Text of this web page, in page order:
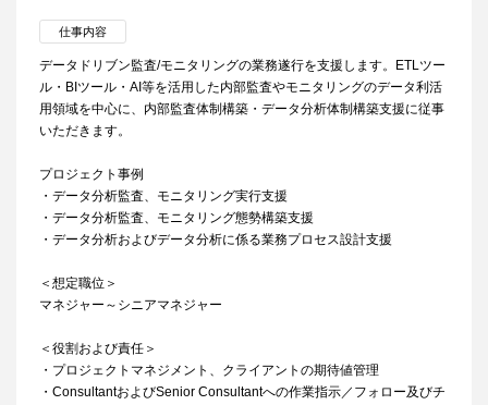
仕事内容
データドリブン監査/モニタリングの業務遂行を支援します。ETLツー
ル・BIツール・AI等を活用した内部監査やモニタリングのデータ利活
用領域を中心に、内部監査体制構築・データ分析体制構築支援に従事
いただきます。
プロジェクト事例
・データ分析監査、モニタリング実行支援
・データ分析監査、モニタリング態勢構築支援
・データ分析およびデータ分析に係る業務プロセス設計支援
＜想定職位＞
マネジャー～シニアマネジャー
＜役割および責任＞
・プロジェクトマネジメント、クライアントの期待値管理
・ConsultantおよびSenior Consultantへの作業指示／フォロー及びチ